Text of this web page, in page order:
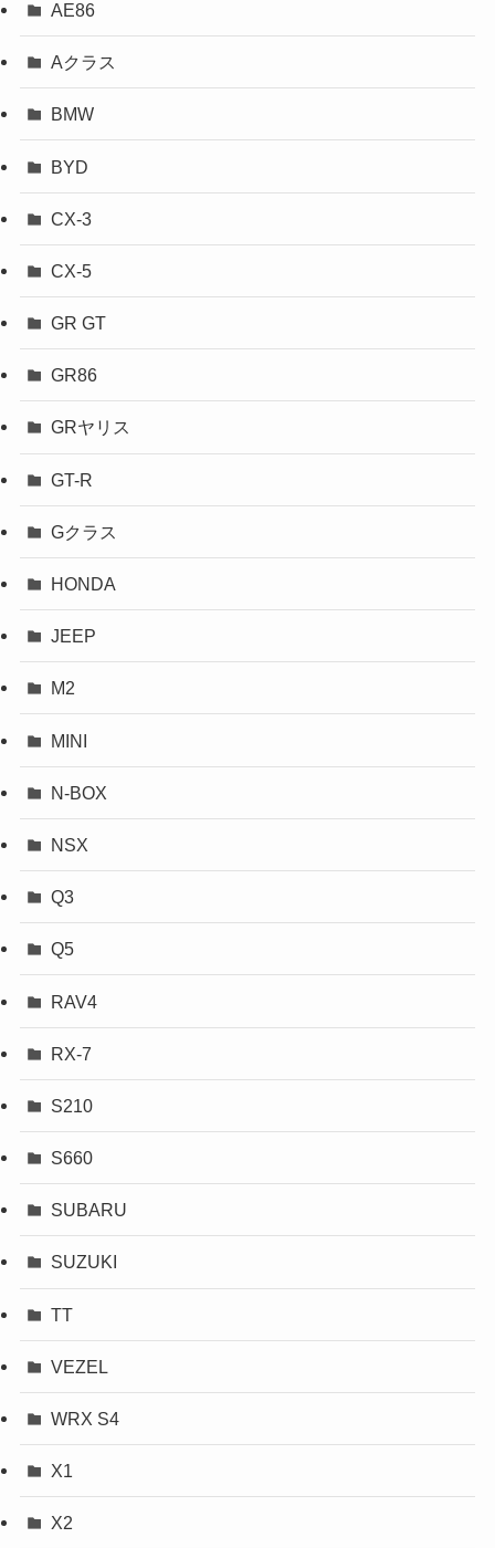
AE86
Aクラス
BMW
BYD
CX-3
CX-5
GR GT
GR86
GRヤリス
GT-R
Gクラス
HONDA
JEEP
M2
MINI
N-BOX
NSX
Q3
Q5
RAV4
RX-7
S210
S660
SUBARU
SUZUKI
TT
VEZEL
WRX S4
X1
X2